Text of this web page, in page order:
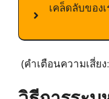
เคล็ดลับของ
(คำเตือนความเสี่ย